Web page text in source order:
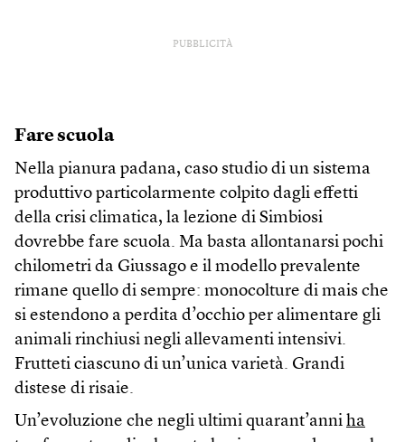
PUBBLICITÀ
Fare scuola
Nella pianura padana, caso studio di un sistema
produttivo particolarmente colpito dagli effetti
della crisi climatica, la lezione di Simbiosi
dovrebbe fare scuola. Ma basta allontanarsi pochi
chilometri da Giussago e il modello prevalente
rimane quello di sempre: monocolture di mais che
si estendono a perdita d’occhio per alimentare gli
animali rinchiusi negli allevamenti intensivi.
Frutteti ciascuno di un’unica varietà. Grandi
distese di risaie.
Un’evoluzione che negli ultimi quarant’anni ha